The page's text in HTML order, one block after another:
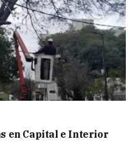
en Capital e Interior